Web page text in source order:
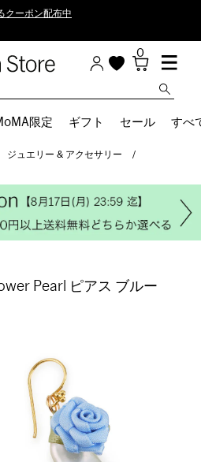
クーポン配布中
0
限定 ギフト セール すべ
ジュエリー & アクセサリー
Pearl ピアス ブルー